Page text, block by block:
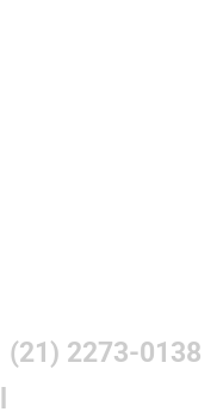
(21) 2273-0138